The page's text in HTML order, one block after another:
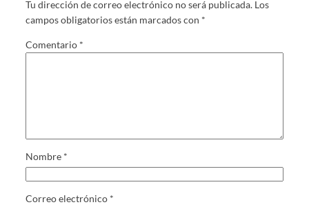
Tu dirección de correo electrónico no será publicada. Los
campos obligatorios están marcados con *
Comentario *
Nombre *
Correo electrónico *